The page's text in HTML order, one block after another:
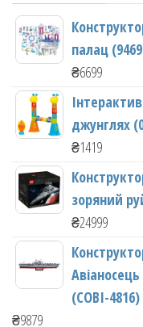
палац
₴6699
джунглях
₴1419
зоряний
₴24999
(COBI-4816)
₴9879